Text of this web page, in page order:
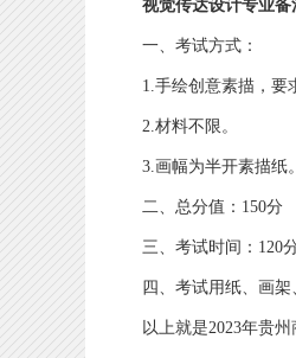
视觉传达设计专业备
一、考试方式：
1.手绘创意素描，要求
2.材料不限。
3.画幅为半开素描纸。
二、总分值：150分
三、考试时间：120
四、考试用纸、画架、
以上就是2023年贵州